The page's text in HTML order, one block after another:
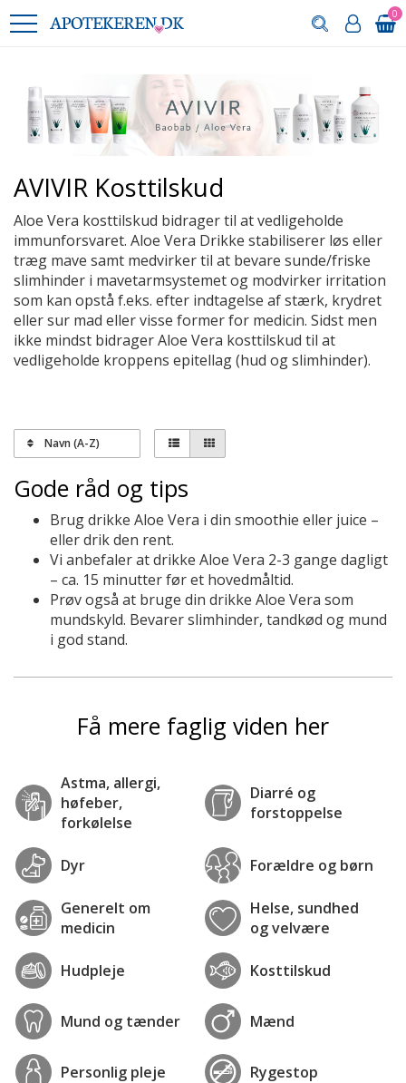
0
AVIVIR Kosttilskud
Aloe Vera kosttilskud bidrager til at vedligeholde
immunforsvaret. Aloe Vera Drikke stabiliserer løs eller
træg mave samt medvirker til at bevare sunde/friske
slimhinder i mavetarmsystemet og modvirker irritation
som kan opstå f.eks. efter indtagelse af stærk, krydret
eller sur mad eller visse former for medicin. Sidst men
ikke mindst bidrager Aloe Vera kosttilskud til at
vedligeholde kroppens epitellag (hud og slimhinder).
Navn (A-Z)
Gode råd og tips
Brug drikke Aloe Vera i din smoothie eller juice –
eller drik den rent.
Vi anbefaler at drikke Aloe Vera 2-3 gange dagligt
– ca. 15 minutter før et hovedmåltid.
Prøv også at bruge din drikke Aloe Vera som
mundskyld. Bevarer slimhinder, tandkød og mund
i god stand.
Få mere faglig viden her
Astma, allergi,
høfeber,
forkølelse
Diarré og
forstoppelse
Dyr Forældre og børn
Generelt om
medicin
Helse, sundhed
og velvære
Hudpleje Kosttilskud
Mund og tænder Mænd
Personlig pleje Rygestop